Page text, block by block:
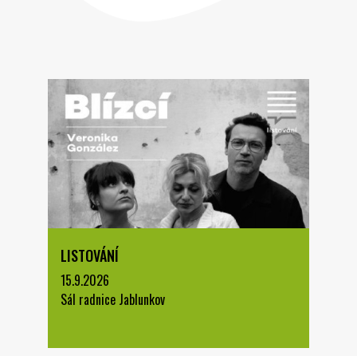
LISTOVÁNÍ
15.9.2026
Sál radnice Jablunkov